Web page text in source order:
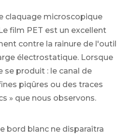
claquage microscopique
film PET est un excellent
contre la rainure de l'outil
électrostatique. Lorsque
se produit : le canal de
piqûres ou des traces
» que nous observons.
bord blanc ne disparaîtra